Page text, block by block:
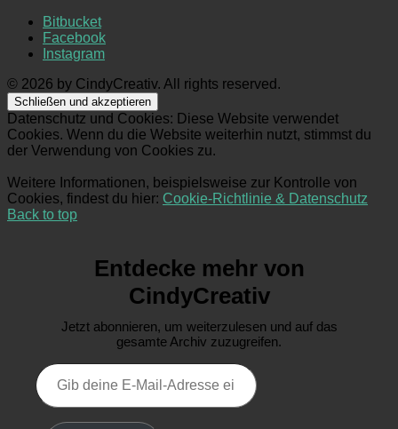
Bitbucket
Facebook
Instagram
© 2026 by CindyCreativ. All rights reserved.
Datenschutz und Cookies: Diese Website verwendet
Cookies. Wenn du die Website weiterhin nutzt, stimmst du
der Verwendung von Cookies zu.
Weitere Informationen, beispielsweise zur Kontrolle von
Cookies, findest du hier: Cookie-Richtlinie & Datenschutz
Back to top
Entdecke mehr von
CindyCreativ
Jetzt abonnieren, um weiterzulesen und auf das
gesamte Archiv zuzugreifen.
Gib
deine
E-